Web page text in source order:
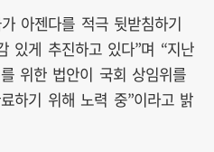
아젠다를 적극 뒷받침하기
있게 추진하고 있다”며 “지난
위한 법안이 국회 상임위를
하기 위해 노력 중”이라고 밝